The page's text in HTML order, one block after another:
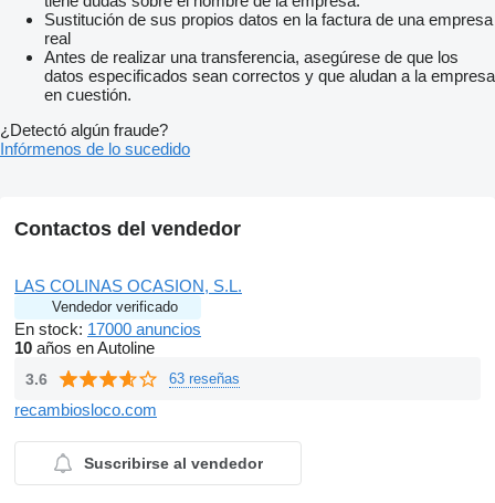
Sustitución de sus propios datos en la factura de una empresa
real
Antes de realizar una transferencia, asegúrese de que los
datos especificados sean correctos y que aludan a la empresa
en cuestión.
¿Detectó algún fraude?
Infórmenos de lo sucedido
Contactos del vendedor
LAS COLINAS OCASION, S.L.
Vendedor verificado
En stock: 17000 anuncios
10 años en Autoline
3.6 63 reseñas
recambiosloco.com
Suscribirse al vendedor